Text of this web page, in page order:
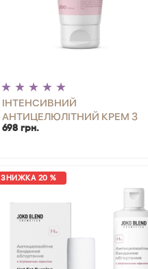
ІНТЕНСИВНИЙ
АНТИЦЕЛЮЛІТНИЙ КРЕМ З
ЗІГРІВАЮЧИМ ЕФЕКТОМ JOKO
698 грн.
ЗНИЖКА 20 %